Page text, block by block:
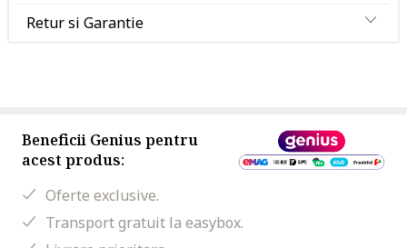
Retur si Garantie
Beneficii Genius pentru
acest produs:
Oferte exclusive.
Transport gratuit la easybox.